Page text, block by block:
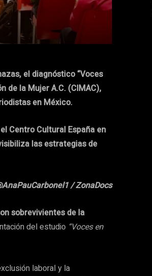
el diagnóstico “Voces
de la Mujer A.C. (CIMAC),
en México.
Centro Cultural España en
las estrategias de
/ ZonaDocs
sobrevivientes de la
del estudio “Voces en
laboral y la